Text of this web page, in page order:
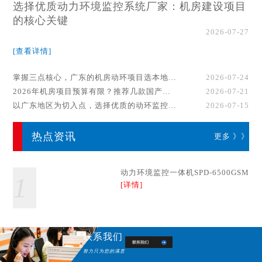
选择优质动力环境监控系统厂家：机房建设项目
的核心关键
2026-07-27
[查看详情]
掌握三点核心，广东的机房动环项目选本地厂家事半功倍！
2026-07-24
2026年机房项目预算有限？推荐几款国产动环监控系统品牌
2026-07-21
以广东地区为切入点，选择优质的动环监控系统厂家
2026-07-15
热点资讯 更多 》》
动力环境监控一体机SPD-6500GSM
[详情]
联系我们
努力只为您的满意